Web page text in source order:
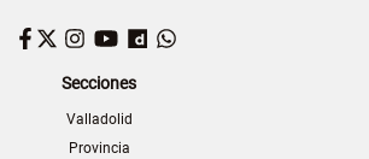
Facebook
TwitterInstagram
YouTubeDailymotion
Secciones
Valladolid
Provincia